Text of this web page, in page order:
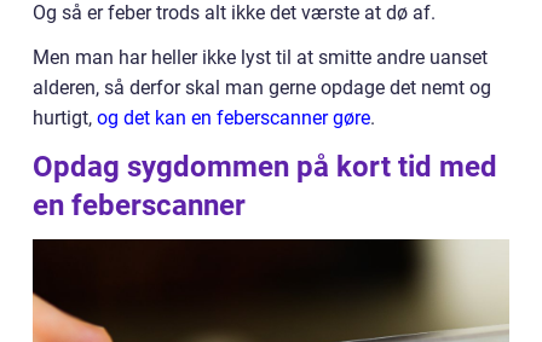
Og så er feber trods alt ikke det værste at dø af.
Men man har heller ikke lyst til at smitte andre uanset
alderen, så derfor skal man gerne opdage det nemt og
hurtigt, og det kan en feberscanner gøre.
Opdag sygdommen på kort tid med
en feberscanner